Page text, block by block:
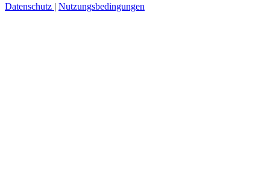
Datenschutz | Nutzungsbedingungen